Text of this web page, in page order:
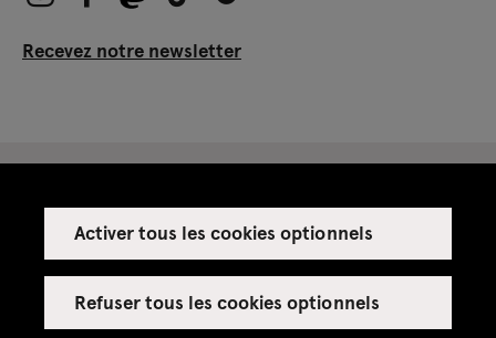
Activer tous les cookies optionnels
Refuser tous les cookies optionnels
Recevez notre newsletter
Espace presse
Espace enseignant·es
Espace privatisations